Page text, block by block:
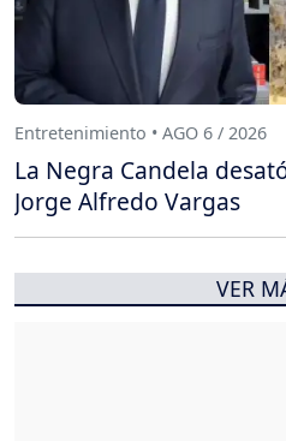
Entretenimiento • AGO 6 / 2026
La Negra Candela
Jorge Alfredo Vargas
VER